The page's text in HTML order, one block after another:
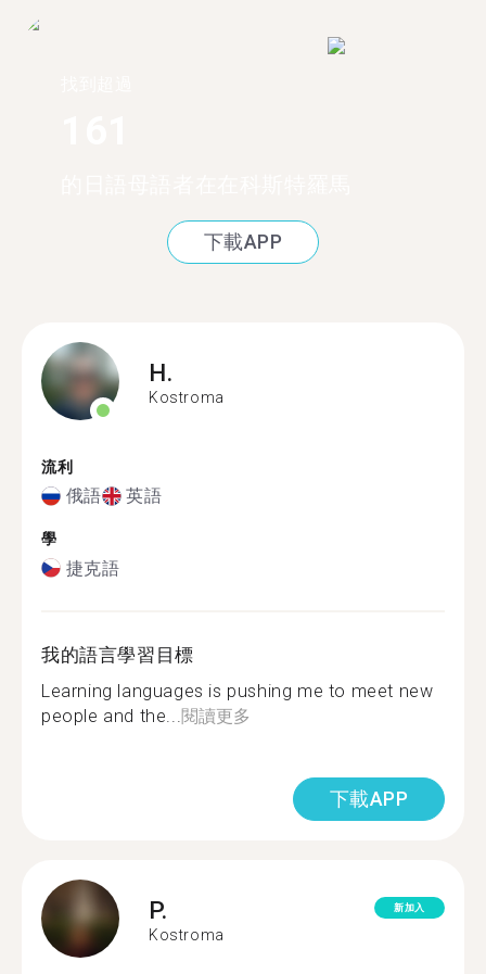
下載APP
H.
Kostroma
流利
俄語 英語
學
捷克語
我的語言學習目標
Learning languages ​​is pushing me to meet new
people and the... 閱讀更多
下載APP
P.
Kostroma
新加入